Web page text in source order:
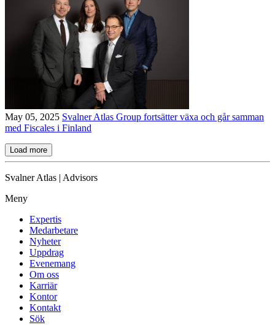
May 05, 2025 Svalner Atlas Group fortsätter växa och går samman
med Fiscales i Finland
Load more
Svalner Atlas | Advisors
Meny
Expertis
Medarbetare
Nyheter
Uppdrag
Evenemang
Om oss
Karriär
Kontor
Kontakt
Sök